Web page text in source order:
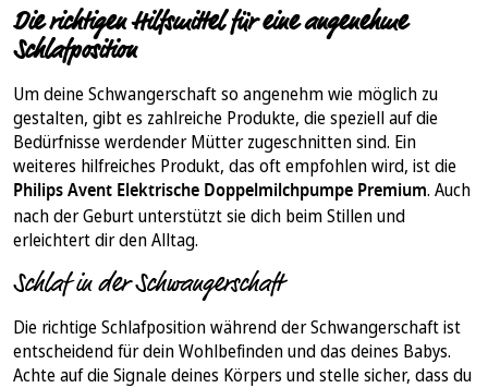
Die richtigen Hilfsmittel für eine angenehme
Schlafposition
Um deine Schwangerschaft so angenehm wie möglich zu
gestalten, gibt es zahlreiche Produkte, die speziell auf die
Bedürfnisse werdender Mütter zugeschnitten sind. Ein
weiteres hilfreiches Produkt, das oft empfohlen wird, ist die
Philips Avent Elektrische Doppelmilchpumpe Premium. Auch
nach der Geburt unterstützt sie dich beim Stillen und
erleichtert dir den Alltag.
Schlaf in der Schwangerschaft
Die richtige Schlafposition während der Schwangerschaft ist
entscheidend für dein Wohlbefinden und das deines Babys.
Achte auf die Signale deines Körpers und stelle sicher, dass du